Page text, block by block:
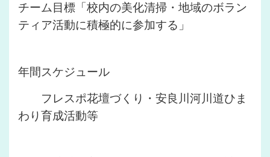
チーム目標「校内の美化清掃・地域のボラン
ティア活動に積極的に参加する」
年間スケジュール
フレスポ花壇づくり・安良川河川道ひま
わり育成活動等